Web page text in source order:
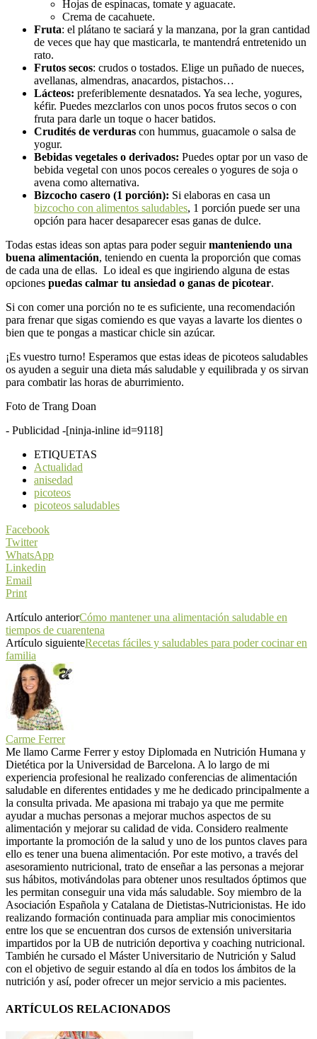
Hojas de espinacas, tomate y aguacate.
Crema de cacahuete.
Fruta: el plátano te saciará y la manzana, por la gran cantidad
de veces que hay que masticarla, te mantendrá entretenido un
rato.
Frutos secos: crudos o tostados. Elige un puñado de nueces,
avellanas, almendras, anacardos, pistachos…
Lácteos: preferiblemente desnatados. Ya sea leche, yogures,
kéfir. Puedes mezclarlos con unos pocos frutos secos o con
fruta para darle un toque o hacer batidos.
Crudités de verduras con hummus, guacamole o salsa de
yogur.
Bebidas vegetales o derivados: Puedes optar por un vaso de
bebida vegetal con unos pocos cereales o yogures de soja o
avena como alternativa.
Bizcocho casero (1 porción): Si elaboras en casa un
bizcocho con alimentos saludables, 1 porción puede ser una
opción para hacer desaparecer esas ganas de dulce.
Todas estas ideas son aptas para poder seguirmanteniendo una
buena alimentación, teniendo en cuenta la proporción que comas
de cada una de ellas. Lo ideal es que ingiriendo alguna de estas
opciones puedas calmar tu ansiedad o ganas de picotear.
Si con comer una porción no te es suficiente, una recomendación
para frenar que sigas comiendo es que vayas a lavarte los dientes o
bien que te pongas a masticar chicle sin azúcar.
¡Es vuestro turno! Esperamos que estas ideas de picoteos saludables
os ayuden a seguir una dieta más saludable y equilibrada y os sirvan
para combatir las horas de aburrimiento.
Foto de Trang Doan
- Publicidad -[ninja-inline id=9118]
ETIQUETAS
Actualidad
anisedad
picoteos
picoteos saludables
Facebook
Twitter
WhatsApp
Linkedin
Email
Print
Artículo anteriorCómo mantener una alimentación saludable en
tiempos de cuarentena
Artículo siguienteRecetas fáciles y saludables para poder cocinar en
familia
Carme Ferrer
Me llamo Carme Ferrer y estoy Diplomada en Nutrición Humana y
Dietética por la Universidad de Barcelona. A lo largo de mi
experiencia profesional he realizado conferencias de alimentación
saludable en diferentes entidades y me he dedicado principalmente a
la consulta privada. Me apasiona mi trabajo ya que me permite
ayudar a muchas personas a mejorar muchos aspectos de su
alimentación y mejorar su calidad de vida. Considero realmente
importante la promoción de la salud y uno de los puntos claves para
ello es tener una buena alimentación. Por este motivo, a través del
asesoramiento nutricional, trato de enseñar a las personas a mejorar
sus hábitos, motivándolas para obtener unos resultados óptimos que
les permitan conseguir una vida más saludable. Soy miembro de la
Asociación Española y Catalana de Dietistas-Nutricionistas. He ido
realizando formación continuada para ampliar mis conocimientos
entre los que se encuentran dos cursos de extensión universitaria
impartidos por la UB de nutrición deportiva y coaching nutricional.
También he cursado el Máster Universitario de Nutrición y Salud
con el objetivo de seguir estando al día en todos los ámbitos de la
nutrición y así, poder ofrecer un mejor servicio a mis pacientes.
ARTÍCULOS RELACIONADOS